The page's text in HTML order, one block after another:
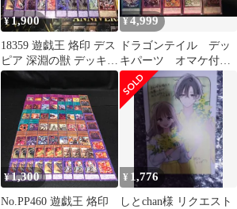
¥1,900
18359 遊戯王 烙印 デス
ピア 深淵の獣 デッキパ
ーツ 深淵の獣アルベル
¥4,999
ドラゴンテイル デッ
キパーツ オマケ付
き！！
¥1,300
No.PP460 遊戯王 烙印
¥ 1,776
しとchan様 リクエスト